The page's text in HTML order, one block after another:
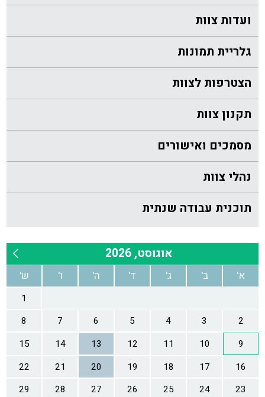
ועדות צוות
גלריית תמונות
הצטרפות לצוות
תקנון צוות
מסמכים ואישורים
נהלי צוות
תוכנית עבודה שנתית